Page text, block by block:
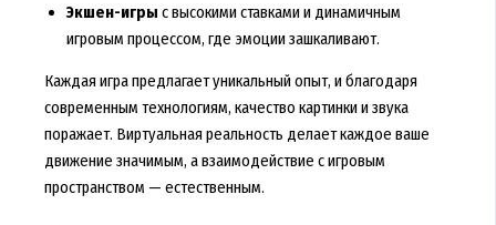
Экшен-игры с высокими ставками и динамичным
игровым процессом, где эмоции зашкаливают.
Каждая игра предлагает уникальный опыт, и благодаря
современным технологиям, качество картинки и звука
поражает. Виртуальная реальность делает каждое ваше
движение значимым, а взаимодействие с игровым
пространством — естественным.